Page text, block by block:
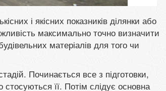
і якісних показників ділянки або
максимально точно визначити
матеріалів для того чи
Починається все з підготовки,
її. Потім слідує основна